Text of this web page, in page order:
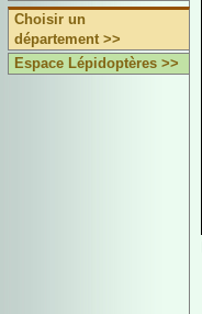
Choisir un
département >>
Espace Lépidoptères >>